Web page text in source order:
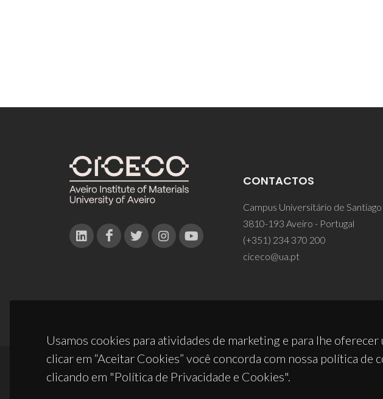
Usamos cookies para atividades de marketing e para lhe
clicar em “Aceitar Cookies” você concorda com nossa política de
clicando em "Política de Privacidade e Cookies".
CONTACTOS
Campus Universitário de Santiago
3810-193 Aveiro - Portugal
(+351) 234 370 200
ciceco@ua.pt